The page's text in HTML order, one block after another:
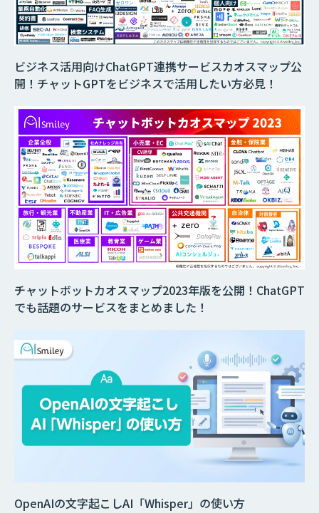
チャットボットカオスマップ2023年版を公開！ChatGPT
でも話題のサービスをまとめました！
OpenAIの文字起こしAI「Whisper」の使い方
ビジネス活用向けChatGPT連携サービスカオスマップ公
開！チャットGPTをビジネスで活用したい方必見！